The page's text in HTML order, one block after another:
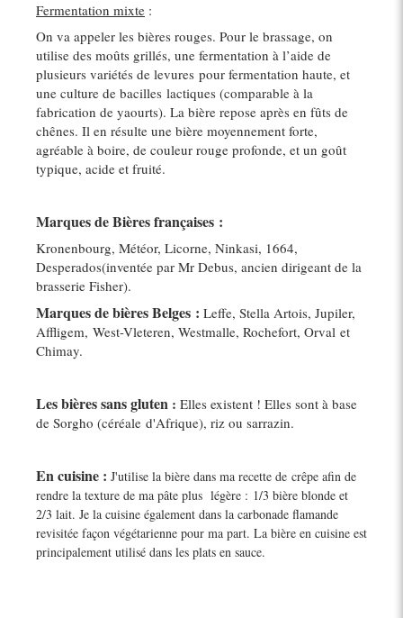
Fermentation mixte :
On va appeler les bières rouges. Pour le brassage, on
utilise des moûts grillés, une fermentation à l’aide de
plusieurs variétés de levures pour fermentation haute, et
une culture de bacilles lactiques (comparable à la
fabrication de yaourts). La bière repose après en fûts de
chênes. Il en résulte une bière moyennement forte,
agréable à boire, de couleur rouge profonde, et un goût
typique, acide et fruité.
Marques de Bières françaises :
Kronenbourg, Météor, Licorne, Ninkasi, 1664,
Desperados(inventée par Mr Debus, ancien dirigeant de la
brasserie Fisher).
Marques de bières Belges : Leffe, Stella Artois, Jupiler,
Affligem, West-Vleteren, Westmalle, Rochefort, Orval et
Chimay.
Les bières sans gluten : Elles existent ! Elles sont à base
de Sorgho (céréale d'Afrique), riz ou sarrazin.
En cuisine : J'utilise la bière dans ma recette de crêpe afin de
rendre la texture de ma pâte plus légère : 1/3 bière blonde et
2/3 lait. Je la cuisine également dans la carbonade flamande
revisitée façon végétarienne pour ma part. La bière en cuisine est
principalement utilisé dans les plats en sauce.